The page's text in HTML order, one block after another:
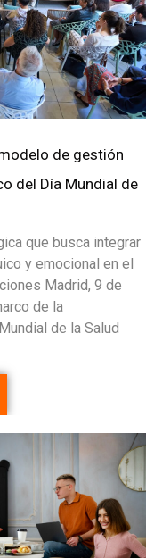
de gestión
del Día Mundial de
que busca integrar
y emocional en el
Madrid, 9 de
de la
de la Salud